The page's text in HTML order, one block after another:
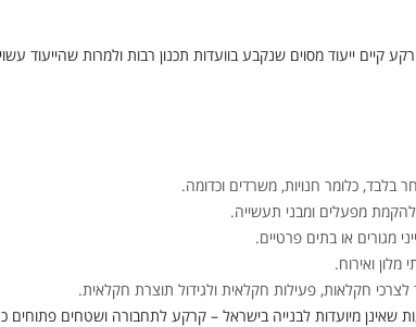
קיים ייעוד מסוים שנקבע בוועדות תכנון רבות ולמרות שהייעוד
כלומר חנויות, משרדים וכדומה.
מפעלים ומבני תעשייה.
מגורים או בתים פרטיים.
ואירוח.
חקלאות, פעילות חקלאית ולגידול תוצרת חקלאית.
מיועדות לבנייה בישראל – קרקע לתחבורה ושטחים פתוחים